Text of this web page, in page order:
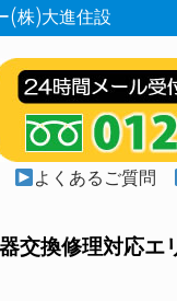
(株)大進住設
よくあるご質問
交換修理対応エ